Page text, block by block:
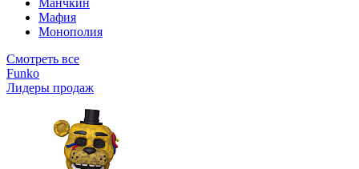
Манчкин
Мафия
Монополия
Смотреть все
Funko
Лидеры продаж